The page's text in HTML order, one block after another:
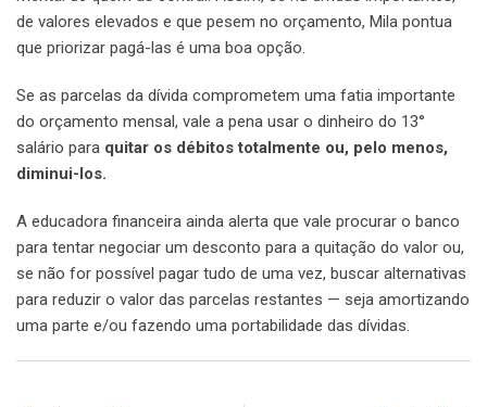
de valores elevados e que pesem no orçamento, Mila pontua
que priorizar pagá-las é uma boa opção.
Se as parcelas da dívida comprometem uma fatia importante
do orçamento mensal, vale a pena usar o dinheiro do 13°
salário para quitar os débitos totalmente ou, pelo menos,
diminui-los.
A educadora financeira ainda alerta que vale procurar o banco
para tentar negociar um desconto para a quitação do valor ou,
se não for possível pagar tudo de uma vez, buscar alternativas
para reduzir o valor das parcelas restantes — seja amortizando
uma parte e/ou fazendo uma portabilidade das dívidas.